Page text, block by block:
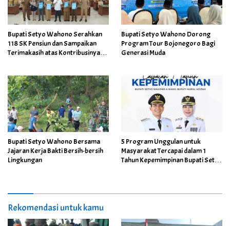
Bupati Setyo Wahono Serahkan
118 SK Pensiun dan Sampaikan
Terimakasih atas Kontribusinya
Bupati Setyo Wahono Dorong
Program Tour Bojonegoro Bagi
Generasi Muda
Bupati Setyo Wahono Bersama
Jajaran Kerja Bakti Bersih-bersih
Lingkungan
5 Program Unggulan untuk
Masyarakat Tercapai dalam 1
Tahun Kepemimpinan Bupati Setyo
Rekomendasi untuk kamu